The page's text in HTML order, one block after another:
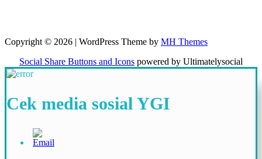
Copyright © 2026 | WordPress Theme by MH Themes
Social Share Buttons and Icons powered by Ultimatelysocial
Cek media sosial YGI